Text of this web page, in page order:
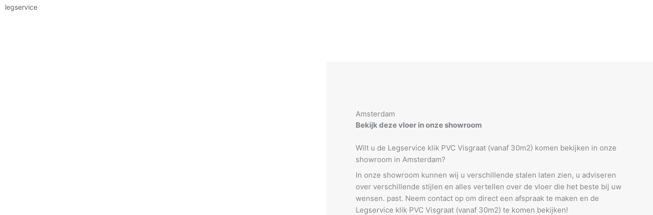
legservice
Amsterdam
Bekijk deze vloer in onze showroom
Wilt u de Legservice klik PVC Visgraat (vanaf 30m2) komen bekijken in onze
showroom in Amsterdam?
In onze showroom kunnen wij u verschillende stalen laten zien, u adviseren
over verschillende stijlen en alles vertellen over de vloer die het beste bij uw
wensen. past. Neem contact op om direct een afspraak te maken en de
Legservice klik PVC Visgraat (vanaf 30m2) te komen bekijken!